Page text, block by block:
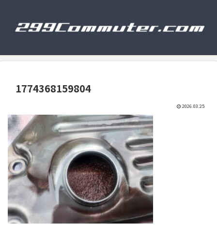
1774368159804
2026.03.25